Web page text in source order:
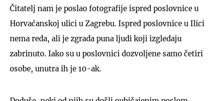
Čitatelj nam je poslao fotografije ispred poslovnice u
Horvaćanskoj ulici u Zagrebu. Ispred poslovnice u Ilici
nema reda, ali je zgrada puna ljudi koji izgledaju
zabrinuto. Iako su u poslovnici dozvoljene samo četiri
osobe, unutra ih je 10-ak.